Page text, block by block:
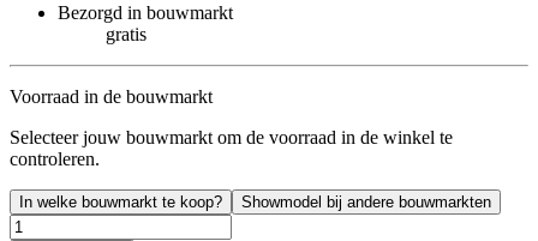
Bezorgd in bouwmarkt
gratis
Voorraad in de bouwmarkt
Selecteer jouw bouwmarkt om de voorraad in de winkel te
controleren.
In welke bouwmarkt te koop? Showmodel bij andere bouwmarkten